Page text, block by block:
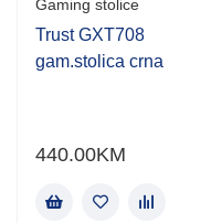
0.001
out
5
Gaming stolice
Trust GXT708
gam.stolica crna
440.00KM